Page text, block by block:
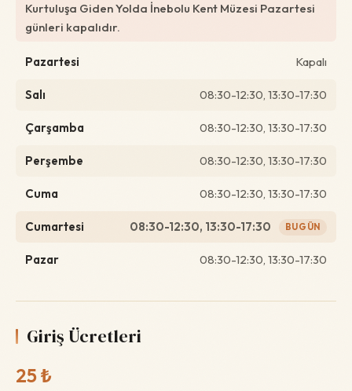
Kurtuluşa Giden Yolda İnebolu Kent Müzesi Pazartesi
günleri kapalıdır.
Pazartesi Kapalı
Salı 08:30-12:30, 13:30-17:30
Çarşamba 08:30-12:30, 13:30-17:30
Perşembe 08:30-12:30, 13:30-17:30
Cuma 08:30-12:30, 13:30-17:30
Cumartesi 08:30-12:30, 13:30-17:30 BUGÜN
Pazar 08:30-12:30, 13:30-17:30
Giriş Ücretleri
25 ₺